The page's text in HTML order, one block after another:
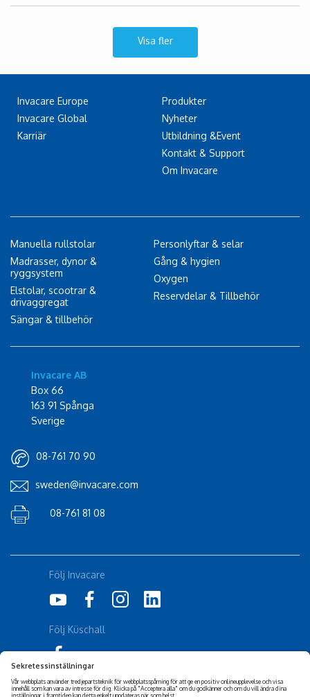
Visa fler
Invacare Europe
Invacare Global
Karriär
Produkter
Nyheter
Utbildning &Event
Kontakt & Support
Om Invacare
Manuella rullstolar
Madrasser, dynor &
ryggsystem
Elstolar, scootrar &
drivaggregat
Sängar & tillbehör
Personlyftar & selar
Gång & hygien
Oxygen
Reservdelar & Tillbehör
Invacare AB
Box 66
163 91 Spånga
Sverige
08-761 70 90
sweden@invacare.com
08-761 81 08
Följ Invacare
Följ Küschall